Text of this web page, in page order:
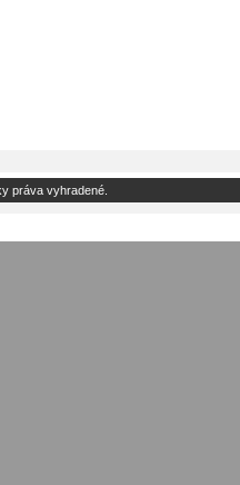
práva vyhradené.